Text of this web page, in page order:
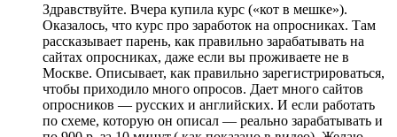
Здравствуйте. Вчера купила курс («кот в мешке»).
Оказалось, что курс про заработок на опросниках. Там
рассказывает парень, как правильно зарабатывать на
сайтах опросниках, даже если вы проживаете не в
Москве. Описывает, как правильно зарегистрироваться,
чтобы приходило много опросов. Дает много сайтов
опросников — русских и английских. И если работать
по схеме, которую он описал — реально зарабатывать и